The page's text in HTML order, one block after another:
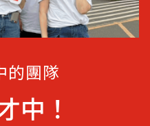
的團隊
中！